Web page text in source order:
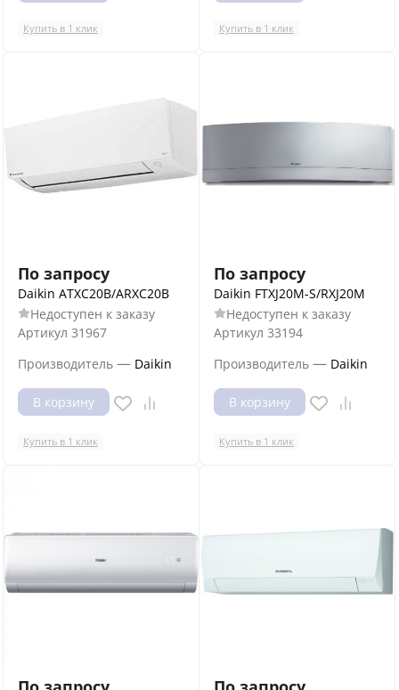
Купить в 1 клик Купить в 1 клик
По запросу
Daikin ATXC20B/ARXC20B
Недоступен к заказу
Артикул 31967
Производитель — Daikin
В корзину
Купить в 1 клик
По запросу
Daikin FTXJ20M-S/RXJ20M
Недоступен к заказу
Артикул 33194
Производитель — Daikin
В корзину
Купить в 1 клик